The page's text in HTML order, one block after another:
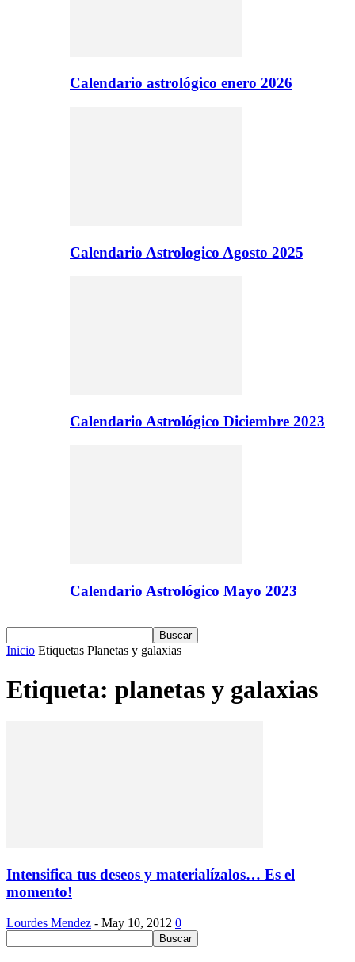
Calendario astrológico enero 2026
Calendario Astrologico Agosto 2025
Calendario Astrológico Diciembre 2023
Calendario Astrológico Mayo 2023
Inicio Etiquetas Planetas y galaxias
Etiqueta: planetas y galaxias
Intensifica tus deseos y materialízalos… Es el
momento!
Lourdes Mendez - May 10, 2012 0